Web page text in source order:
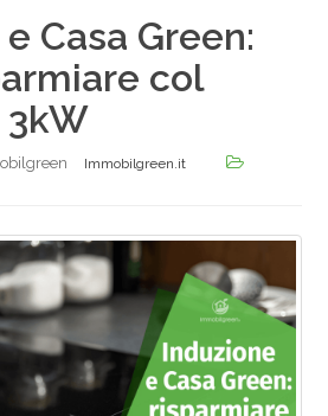
Casa Green:
col
Immobilgreen.it